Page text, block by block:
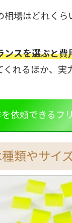
場はどれく
スを選ぶと費
れるほか、
依頼できるフ
類やサイ